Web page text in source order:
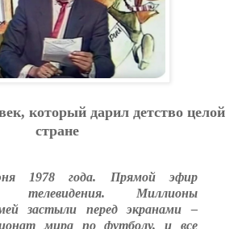
кoтopый дapил дeтcтвo цeлoй
cтpaнe
1978 года. Прямой эфир
телевидения. Миллионы
застыли перед экранами –
мира по футболу, и все